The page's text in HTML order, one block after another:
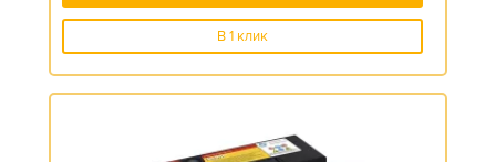
В 1 клик